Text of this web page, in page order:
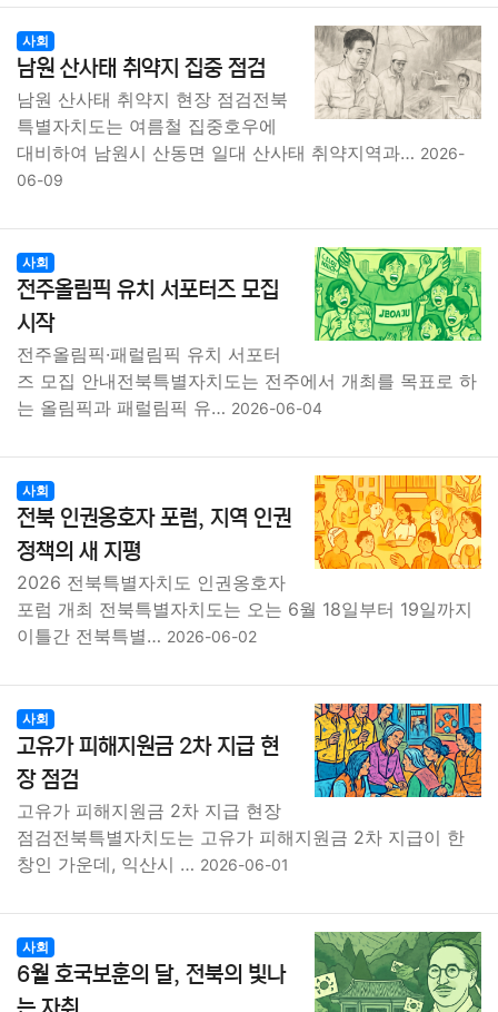
사회
남원 산사태 취약지 집중 점검
남원 산사태 취약지 현장 점검전북
특별자치도는 여름철 집중호우에
대비하여 남원시 산동면 일대 산사태 취약지역과… 2026-
06-09
사회
전주올림픽 유치 서포터즈 모집
시작
전주올림픽·패럴림픽 유치 서포터
즈 모집 안내전북특별자치도는 전주에서 개최를 목표로 하
는 올림픽과 패럴림픽 유… 2026-06-04
사회
전북 인권옹호자 포럼, 지역 인권
정책의 새 지평
2026 전북특별자치도 인권옹호자
포럼 개최 전북특별자치도는 오는 6월 18일부터 19일까지
이틀간 전북특별… 2026-06-02
사회
고유가 피해지원금 2차 지급 현
장 점검
고유가 피해지원금 2차 지급 현장
점검전북특별자치도는 고유가 피해지원금 2차 지급이 한
창인 가운데, 익산시 … 2026-06-01
사회
6월 호국보훈의 달, 전북의 빛나